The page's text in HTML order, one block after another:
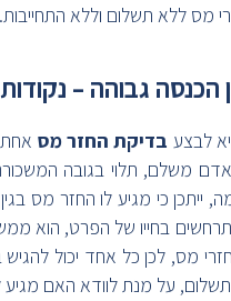
מס ללא תשלום וללא התחייבות.
הכנסה גבוהה –
לבצע בדיקת החזר מס
משלם, תלוי בגובה
ייתכן כי מגיע לו החזר מס
בחייו של הפרט, הוא
על מנת לוודא האם